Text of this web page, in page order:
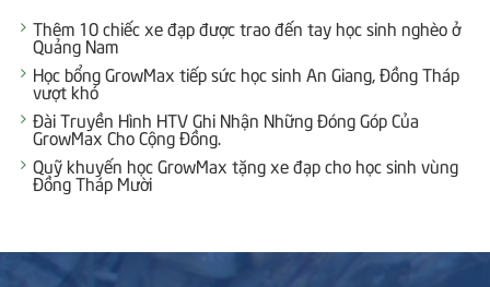
Thêm 10 chiếc xe đạp được trao đến tay học sinh nghèo ở
Quảng Nam
Học bổng GrowMax tiếp sức học sinh An Giang, Đồng Tháp
vượt khó
Đài Truyền Hình HTV Ghi Nhận Những Đóng Góp Của
GrowMax Cho Cộng Đồng.
Quỹ khuyến học GrowMax tặng xe đạp cho học sinh vùng
Đồng Tháp Mười